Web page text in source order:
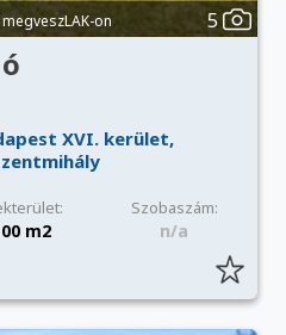
on 5
XVI. kerület,
Szobaszám:
m2 n/a